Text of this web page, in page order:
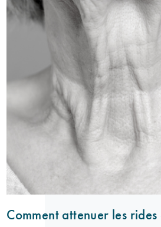
Comment attenuer les rides